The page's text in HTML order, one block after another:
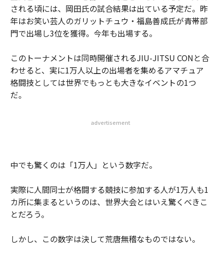
される頃には、岡田氏の試合結果は出ている予定だ。昨
年はお笑い芸人のガリットチュウ・福島善成氏が青帯部
門で出場し3位を獲得。今年も出場する。
このトーナメントは同時開催されるJIU-JITSU CONと合
わせると、実に1万人以上の出場者を集めるアマチュア
格闘技としては世界でもっとも大きなイベントの1つ
だ。
advertisement
中でも驚くのは「1万人」という数字だ。
実際に人間同士が格闘する競技に参加する人が1万人も1
カ所に集まるというのは、世界大会とはいえ驚くべきこ
とだろう。
しかし、この数字は決して荒唐無稽なものではない。